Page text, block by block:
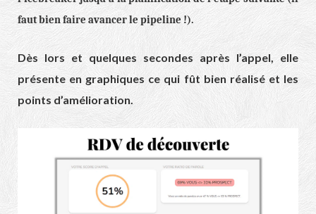
faut bien faire avancer le pipeline !).
Dès lors et quelques secondes après l’appel, elle
présente en graphiques ce qui fût bien réalisé et les
points d’amélioration.